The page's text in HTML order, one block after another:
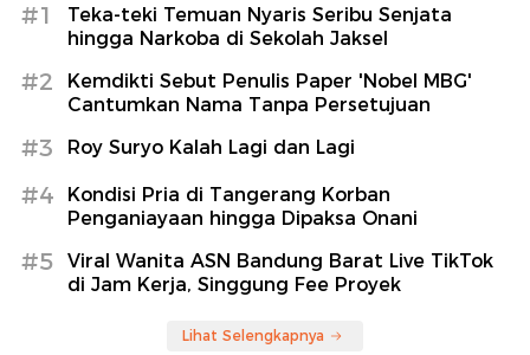
#1
Teka-teki Temuan Nyaris Seribu Senjata
hingga Narkoba di Sekolah Jaksel
#2
Kemdikti Sebut Penulis Paper 'Nobel MBG'
Cantumkan Nama Tanpa Persetujuan
#3 Roy Suryo Kalah Lagi dan Lagi
#4
Kondisi Pria di Tangerang Korban
Penganiayaan hingga Dipaksa Onani
#5
Viral Wanita ASN Bandung Barat Live TikTok
di Jam Kerja, Singgung Fee Proyek
Lihat Selengkapnya